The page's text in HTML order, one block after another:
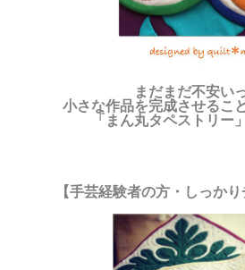
まだまだ不安い
小さな作品を完成させるこ
「まん丸タペストリー
【手芸経験者の方・しっかり